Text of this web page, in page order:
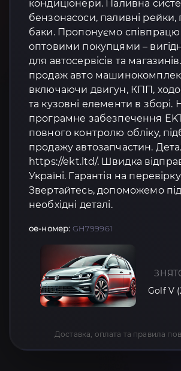
кондиціонери. Паливна
бензонасоси, паливні рейки,
баки. Пропонуємо співпрацю
оптовими покупцями –
для автосервісів та
продаж авто
включаючи двигун, КПП,
та кузовні елементи в зборі.
програмне забезпечення
повного контролю обліку,
продажу автозапчастин.
https://ekt.ltd/. Швидка
Україні. Гарантія на
Звертайтесь, допоможемо
необхідні деталі.
oe-номер: GH799961
Golf V
Доставка, оплата та правила